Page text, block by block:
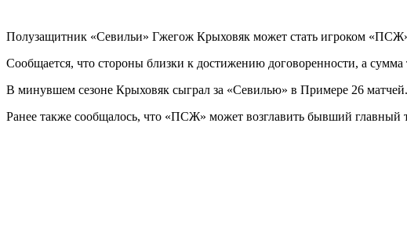
Полузащитник «Севильи» Гжегож Крыховяк может стать игроком
Сообщается, что стороны близки к достижению договоренности, а
В минувшем сезоне Крыховяк сыграл за «Севилью» в Примере 26
Ранее также сообщалось, что «ПСЖ» может возглавить бывший главный